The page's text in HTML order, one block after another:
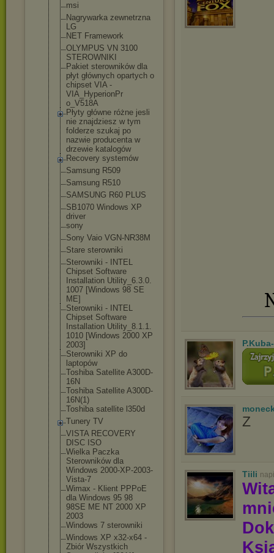
msi
Nagrywarka zewnetrzna
LG
NET Framework
OLYMPUS VN 3100
STEROWNIKI
Pakiet sterowników dla
płyt głównych opartych o
chipset VIA -
VIA_HyperionPr
o_V518A
Płyty główne różne jesli
nie znajdziesz w tym
folderze szukaj po
nazwie producenta w
drzewie katalogów
Recovery systemów
Samsung R509
Samsung R510
SAMSUNG R60 PLUS
SB1070 Windows XP
driver
sony
Sony Vaio VGN-NR38M
Stare sterowniki
Sterowniki - INTEL
Chipset Software
Installation Utility_6.3.0.
1007 [Windows 98 SE
ME]
Sterowniki - INTEL
Chipset Software
Installation Utility_8.1.1.
1010 [Windows 2000 XP
2003]
Sterowniki XP do
laptopów
Toshiba Satellite A300D-
16N
Toshiba Satellite A300D-
16N(1)
Toshiba satellite l350d
Tunery TV
VISTA RECOVERY
DISC ISO
Wielka Paczka
Sterowników dla
Windows 2000-XP-2003-
Vista-7
Wimax - Klient PPPoE
dla Windows 95 98
98SE ME NT 2000 XP
2003
Windows 7 sterowniki
Windows XP x32-x64 -
Zbiór Wszystkich
Z
Tiili